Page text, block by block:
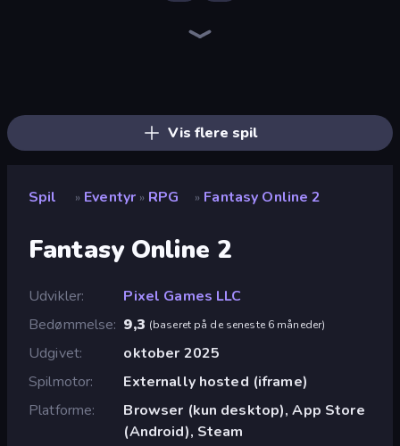
Vis flere spil
Spil » Eventyr » RPG » Fantasy Online 2
Fantasy Online 2
Udvikler
Pixel Games LLC
Bedømmelse 9,3 (baseret på de seneste 6 måneder)
Udgivet
oktober 2025
Spilmotor
Externally hosted (iframe)
Platforme
Browser (kun desktop), App Store
(Android), Steam